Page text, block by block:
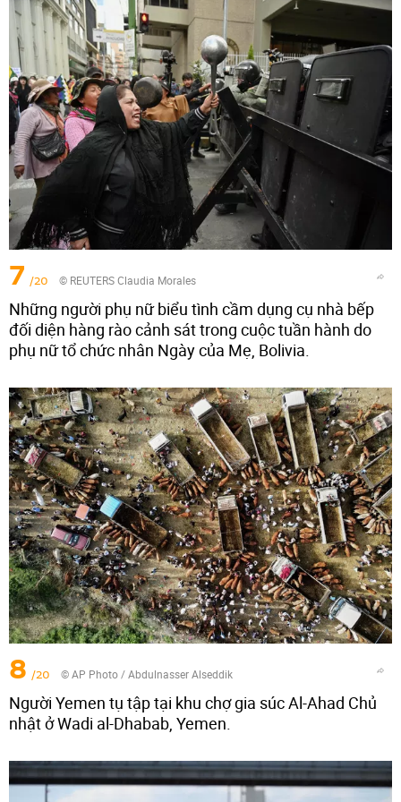
7 /20 © REUTERS Claudia Morales
Những người phụ nữ biểu tình cầm dụng cụ nhà bếp
đối diện hàng rào cảnh sát trong cuộc tuần hành do
phụ nữ tổ chức nhân Ngày của Mẹ, Bolivia.
8 /20 © AP Photo / Abdulnasser Alseddik
Người Yemen tụ tập tại khu chợ gia súc Al-Ahad Chủ
nhật ở Wadi al-Dhabab, Yemen.